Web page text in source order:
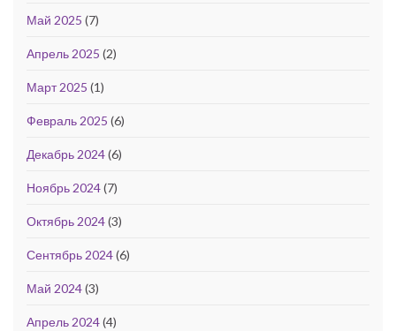
Май 2025 (7)
Апрель 2025 (2)
Март 2025 (1)
Февраль 2025 (6)
Декабрь 2024(6)
Ноябрь 2024(7)
Октябрь 2024(3)
Сентябрь 2024(6)
Май 2024(3)
Апрель 2024(4)